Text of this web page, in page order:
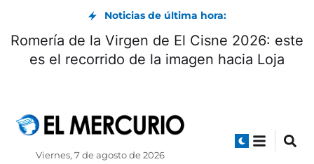
Noticias de última hora:
Romería de la Virgen de El Cisne 2026: este
es el recorrido de la imagen hacia Loja
Viernes, 7 de agosto de 2026